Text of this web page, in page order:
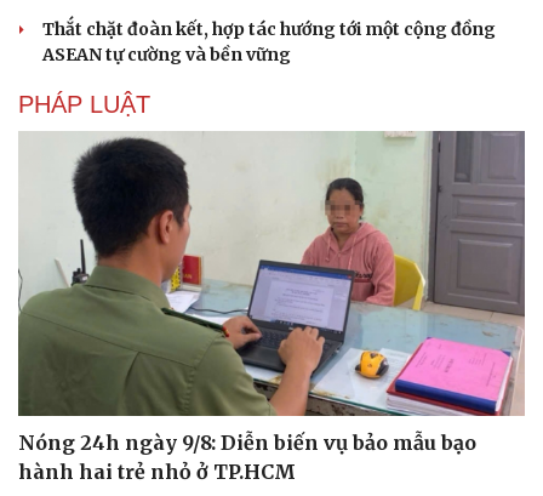
Thắt chặt đoàn kết, hợp tác hướng tới một cộng đồng
ASEAN tự cường và bền vững
PHÁP LUẬT
Nóng 24h ngày 9/8: Diễn biến vụ bảo mẫu bạo
hành hai trẻ nhỏ ở TP.HCM